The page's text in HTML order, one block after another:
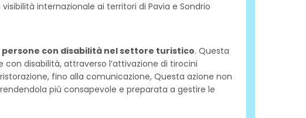
internazionale ai territori di Pavia e Sondrio
con disabilità nel settore turistico. Questa
disabilità, attraverso l’attivazione di tirocini
fino alla comunicazione, Questa azione non
più consapevole e preparata a gestire le